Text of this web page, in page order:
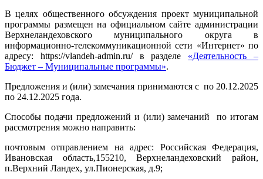
В целях общественного обсуждения проект муниципальной
программы размещен на официальном сайте администрации
Верхнеландеховского муниципального округа в
информационно-телекоммуникационной сети «Интернет» по
адресу: https://vlandeh-admin.ru/ в разделе «Деятельность –
Бюджет – Муниципальные программы».
Предложения и (или) замечания принимаются с по 20.12.2025
по 24.12.2025 года.
Способы подачи предложений и (или) замечаний по итогам
рассмотрения можно направить:
почтовым отправлением на адрес: Российская Федерация,
Ивановская область,155210, Верхнеландеховский район,
п.Верхний Ландех, ул.Пионерская, д.9;